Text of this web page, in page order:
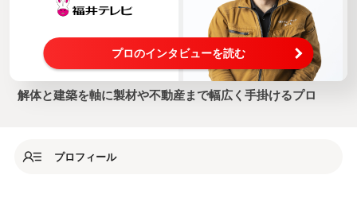
プロのインタビューを読む
解体と建築を軸に製材や不動産まで幅広く手掛けるプロ
プロフィール